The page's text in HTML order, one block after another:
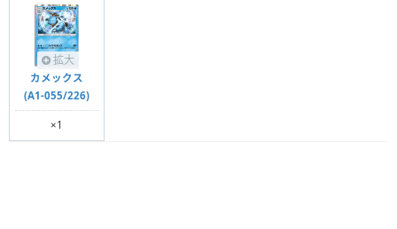
拡大
カメックス
(A1-055/226)
×1